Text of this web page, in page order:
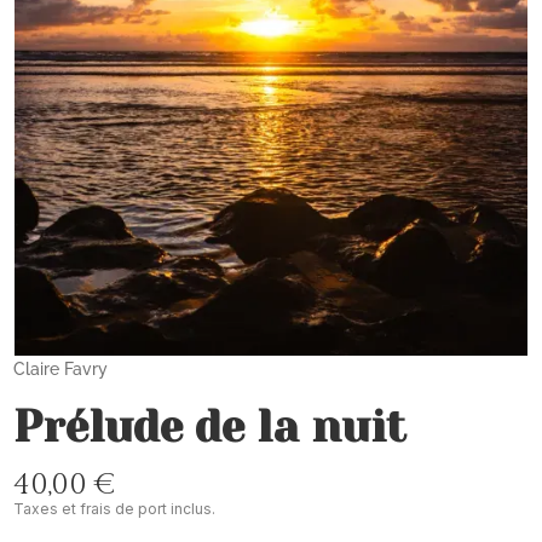
Claire Favry
Prélude de la nuit
40,00 €
Taxes et frais de port inclus.